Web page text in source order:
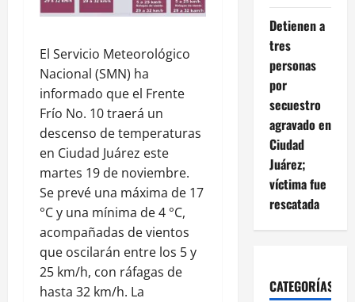
El Servicio Meteorológico
Nacional (SMN) ha
informado que el Frente
Frío No. 10 traerá un
descenso de temperaturas
en Ciudad Juárez este
martes 19 de noviembre.
Se prevé una máxima de 17
°C y una mínima de 4 °C,
acompañadas de vientos
que oscilarán entre los 5 y
25 km/h, con ráfagas de
hasta 32 km/h. La
Detienen a
tres
personas
por
secuestro
agravado en
Ciudad
Juárez;
víctima fue
rescatada
CATEGORÍAS